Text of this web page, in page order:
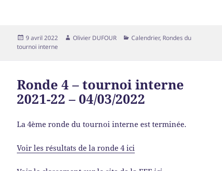
9 avril 2022 Olivier DUFOUR Calendrier, Rondes du
tournoi interne
Ronde 4 – tournoi interne
2021-22 – 04/03/2022
La 4ème ronde du tournoi interne est terminée.
Voir les résultats de la ronde 4 ici